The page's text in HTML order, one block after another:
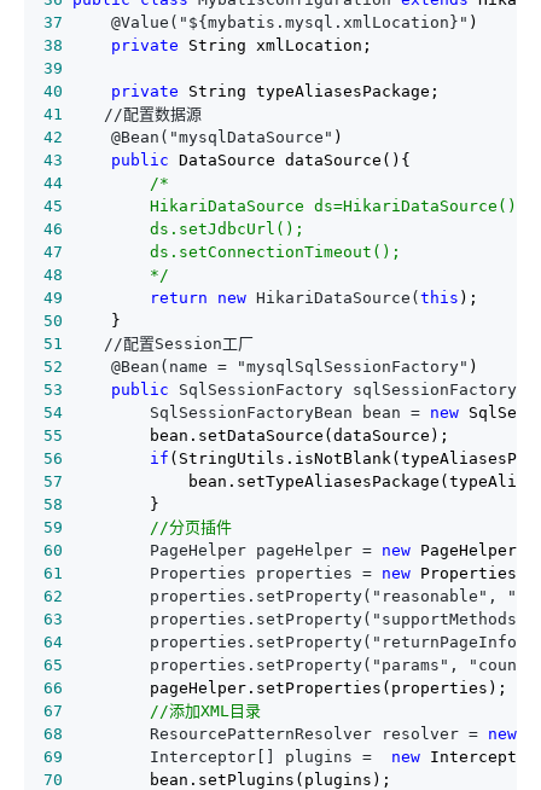
37
     @Value("${mybatis.mysql.xmlLocation}"
38
private
39
40
private
41
42
     @Bean("mysqlDataSource"
43
public
44
/*
45
46
47
48
*/
49
return new HikariDataSource( this
50
51
52
     @Bean(name = "mysqlSqlSessionFactory"
53
public SqlSessionFactory
54
         SqlSessionFactoryBean bean =
new
55
56
if
57
58
59
//分页插件
60
         PageHelper pageHelper =
new
61
         Properties properties =
new
62
properties.setProperty("reasonable",
63
64
properties.setProperty("returnPageInfo",
65
properties.setProperty("params",
66
67
//添加XML目录
68
         ResourcePatternResolver resolver =
new
69
         Interceptor[] plugins =
new
70